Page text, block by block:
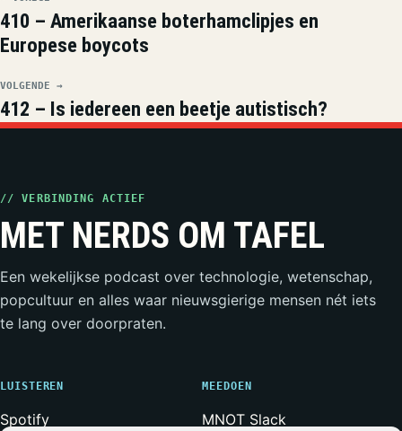
410 – Amerikaanse boterhamclipjes en
Europese boycots
VOLGENDE →
412 – Is iedereen een beetje autistisch?
// VERBINDING ACTIEF
MET NERDS OM TAFEL
Een wekelijkse podcast over technologie, wetenschap,
popcultuur en alles waar nieuwsgierige mensen nét iets
te lang over doorpraten.
LUISTEREN
Spotify
MEEDOEN
MNOT Slack